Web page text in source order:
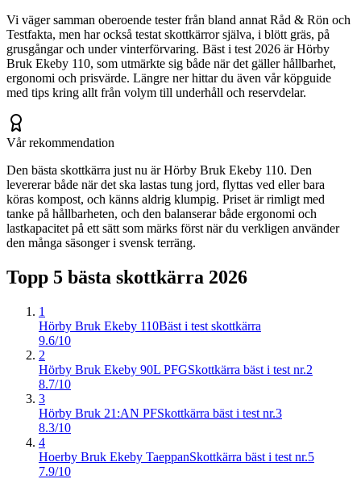
Vi väger samman oberoende tester från bland annat Råd & Rön och
Testfakta, men har också testat skottkärror själva, i blött gräs, på
grusgångar och under vinterförvaring. Bäst i test 2026 är Hörby
Bruk Ekeby 110, som utmärkte sig både när det gäller hållbarhet,
ergonomi och prisvärde. Längre ner hittar du även vår köpguide
med tips kring allt från volym till underhåll och reservdelar.
Vår rekommendation
Den bästa skottkärra just nu är Hörby Bruk Ekeby 110. Den
levererar både när det ska lastas tung jord, flyttas ved eller bara
köras kompost, och känns aldrig klumpig. Priset är rimligt med
tanke på hållbarheten, och den balanserar både ergonomi och
lastkapacitet på ett sätt som märks först när du verkligen använder
den många säsonger i svensk terräng.
Topp 5 bästa skottkärra 2026
1
Hörby Bruk Ekeby 110Bäst i test skottkärra
9.6/10
2
Hörby Bruk Ekeby 90L PFGSkottkärra bäst i test nr.2
8.7/10
3
Hörby Bruk 21:AN PFSkottkärra bäst i test nr.3
8.3/10
4
Hoerby Bruk Ekeby TaeppanSkottkärra bäst i test nr.5
7.9/10